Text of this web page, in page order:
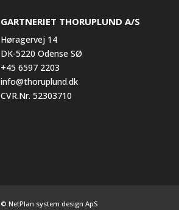
GARTNERIET THORUPLUND A/S
Høragervej 14
DK-5220 Odense SØ
+45 6597 2203
info@thoruplund.dk
CVR.Nr. 52303710
© NetPlan system design ApS